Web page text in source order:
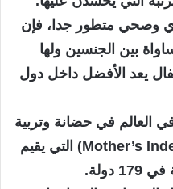
وصحي متطور جدا، فإن
بين الجنسين ولها
يعد الأفضل داخل دول
العالم في حضانة وتربية
الاطفال ورابعة في تصنيف (Mother’s Index) التي يقيم